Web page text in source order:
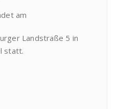
am
Landstraße 5 in
statt.